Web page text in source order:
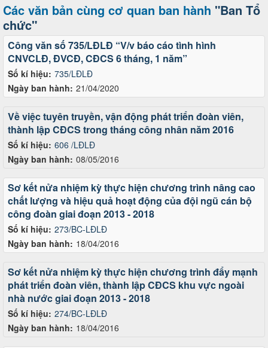
Các văn bản cùng cơ quan ban hành "Ban Tổ
chức"
Số kí hiệu: 735/LĐLĐ
Ngày ban hành: 21/04/2020
Công văn số 735/LĐLĐ “V/v báo cáo tình hình
CNVCLĐ, ĐVCĐ, CĐCS 6 tháng, 1 năm”
Số kí hiệu: 606 /LĐLĐ
Ngày ban hành: 08/05/2016
Về việc tuyên truyền, vận động phát triển đoàn viên,
thành lập CĐCS trong tháng công nhân năm 2016
Số kí hiệu: 273/BC-LĐLĐ
Ngày ban hành: 18/04/2016
Sơ kết nửa nhiệm kỳ thực hiện chương trình nâng cao
chất lượng và hiệu quả hoạt động của đội ngũ cán bộ
công đoàn giai đoạn 2013 - 2018
Số kí hiệu: 274/BC-LĐLĐ
Ngày ban hành: 18/04/2016
Sơ kết nửa nhiệm kỳ thực hiện chương trình đẩy mạnh
phát triển đoàn viên, thành lập CĐCS khu vực ngoài
nhà nước giai đoạn 2013 - 2018